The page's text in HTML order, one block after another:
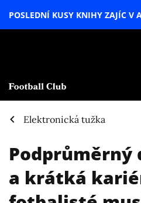
POSLEDNÍ KUSY KNIHY ZAJÍC V
Elektronická tužka
Podprůměrný
a krátká